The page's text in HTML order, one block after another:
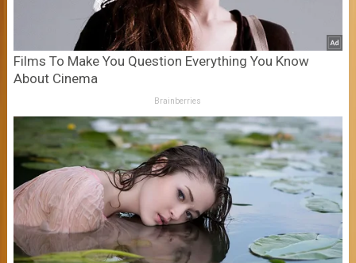
Films To Make You Question Everything You Know
About Cinema
Brainberries